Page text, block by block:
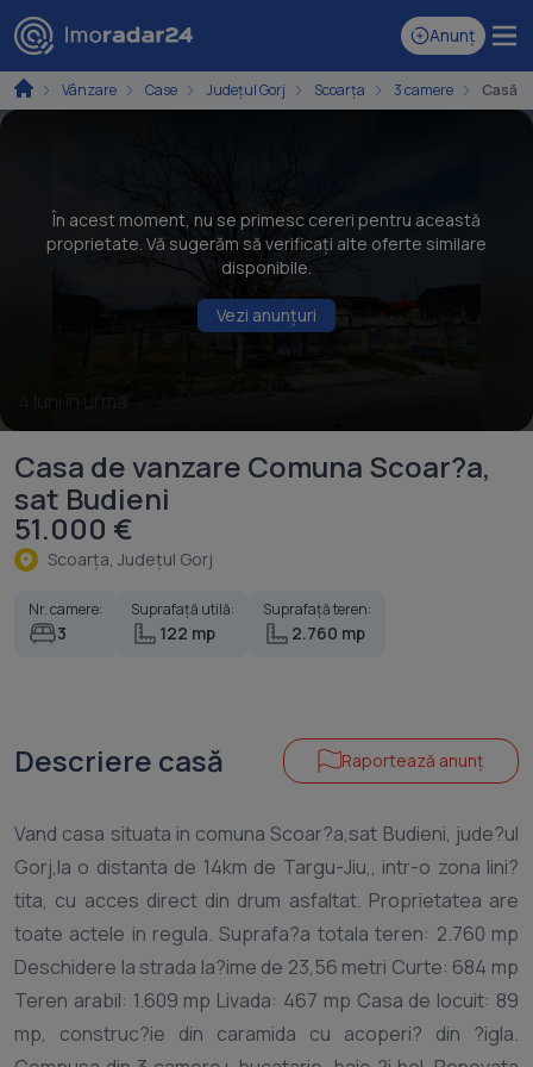
Anunț
Vânzare Case Județul Gorj Scoarța 3 camere Casă
În acest moment, nu se primesc cereri pentru această
proprietate. Vă sugerăm să verificați alte oferte similare
disponibile.
Vezi anunțuri
4 luni în urmă
Casa de vanzare Comuna Scoar?a,
sat Budieni
51.000 €
Scoarţa, Judeţul Gorj
Nr. camere:
3
Suprafață utilă:
122 mp
Suprafață teren:
2.760 mp
Descriere casă Raportează anunț
Vand casa situata in comuna Scoar?a,sat Budieni, jude?ul
Gorj,la o distanta de 14km de Targu-Jiu,, intr-o zona lini?
tita, cu acces direct din drum asfaltat. Proprietatea are
toate actele in regula. Suprafa?a totala teren: 2.760 mp
Deschidere la strada la?ime de 23,56 metri Curte: 684 mp
Teren arabil: 1.609 mp Livada: 467 mp Casa de locuit: 89
mp, construc?ie din caramida cu acoperi? din ?igla.